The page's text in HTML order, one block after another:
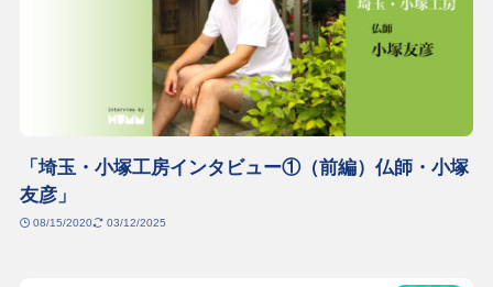
「埼玉・小塚工房インタビュー①（前編）仏師・小塚
友彦」
08/15/2020 03/12/2025